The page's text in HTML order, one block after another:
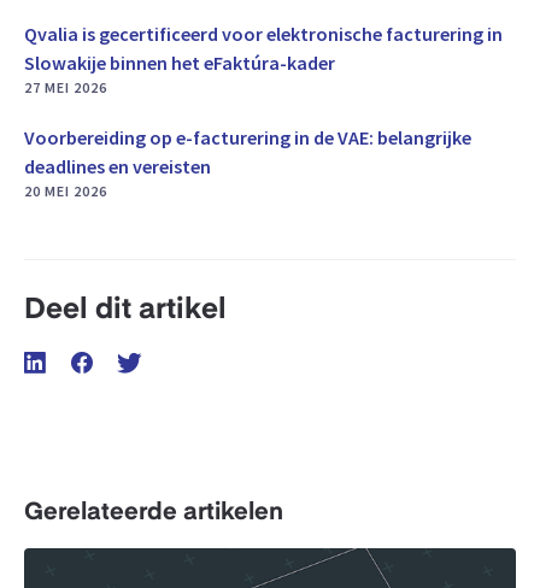
Qvalia is gecertificeerd voor elektronische facturering in
Slowakije binnen het eFaktúra-kader
27 MEI 2026
Voorbereiding op e-facturering in de VAE: belangrijke
deadlines en vereisten
20 MEI 2026
Deel dit artikel
Gerelateerde artikelen